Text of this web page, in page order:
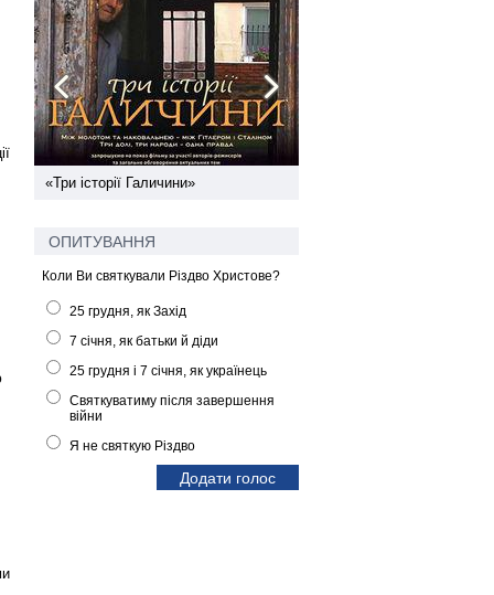
«Три історії Галичини»
ОПИТУВАННЯ
Коли Ви святкували Різдво Христове?
25 грудня, як Захід
7 січня, як батьки й діди
25 грудня і 7 січня, як українець
Святкуватиму після завершення
війни
Я не святкую Різдво